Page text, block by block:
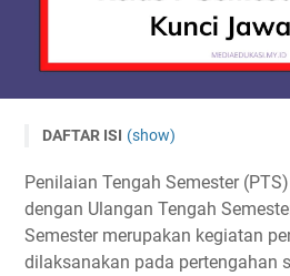
DAFTAR ISI (show)
Jawaban
Penilaian Tengah Semester
dengan Ulangan Tengah
Semester merupakan kegiatan
dilaksanakan pada pertengahan